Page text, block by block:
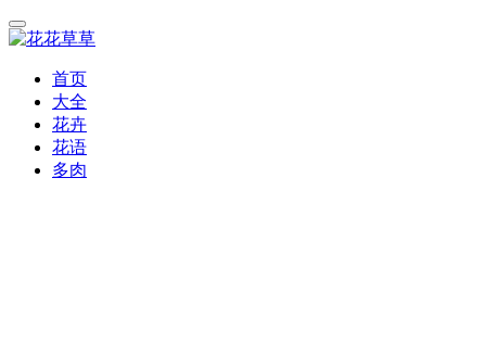
首页
大全
花卉
花语
多肉